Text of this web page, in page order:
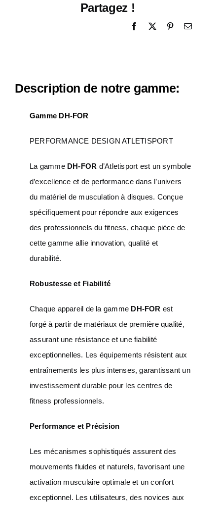
Partagez !
Description de notre gamme:
Gamme DH-FOR
PERFORMANCE DESIGN ATLETISPORT
La gamme DH-FOR d’Atletisport est un symbole
d’excellence et de performance dans l’univers
du matériel de musculation à disques. Conçue
spécifiquement pour répondre aux exigences
des professionnels du fitness, chaque pièce de
cette gamme allie innovation, qualité et
durabilité.
Robustesse et Fiabilité
Chaque appareil de la gamme DH-FOR est
forgé à partir de matériaux de première qualité,
assurant une résistance et une fiabilité
exceptionnelles. Les équipements résistent aux
entraînements les plus intenses, garantissant un
investissement durable pour les centres de
fitness professionnels.
Performance et Précision
Les mécanismes sophistiqués assurent des
mouvements fluides et naturels, favorisant une
activation musculaire optimale et un confort
exceptionnel. Les utilisateurs, des novices aux